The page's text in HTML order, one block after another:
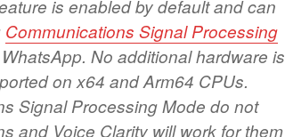
is enabled by default and can
Communications Signal Processing
No additional hardware is
on x64 and Arm64 CPUs.
Signal Processing Mode do not
and Voice Clarity will work for them